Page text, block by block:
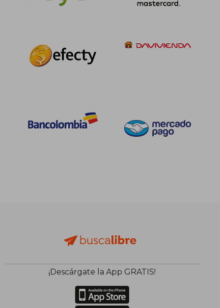
45%
dcto.
$ 114.025
$ 62.714
45%
dcto. $
¡Descárgate la App GRATIS!